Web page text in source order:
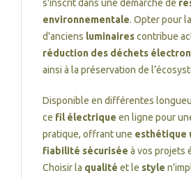
s'inscrit dans une démarche de
environnementale. Opter pour
d'anciens luminairescontribue
réduction des déchets
ainsi à la préservation de
Disponible en différentes
ce fil électrique en ligne pour
pratique, offrant une esthétique
fiabilité sécurisée à vos projets
Choisir la qualité et le style